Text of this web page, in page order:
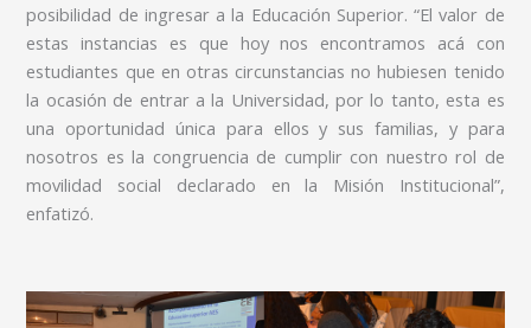
posibilidad de ingresar a la Educación Superior. “El valor de
estas instancias es que hoy nos encontramos acá con
estudiantes que en otras circunstancias no hubiesen tenido
la ocasión de entrar a la Universidad, por lo tanto, esta es
una oportunidad única para ellos y sus familias, y para
nosotros es la congruencia de cumplir con nuestro rol de
movilidad social declarado en la Misión Institucional”,
enfatizó.